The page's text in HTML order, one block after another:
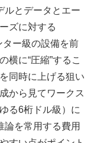
ルとデータとエー
ズに対する
ー級の設備を前
横に“圧縮”するこ
同時に上げる狙い
から見てワークス
る6桁ドル級）に
論を常用する費用